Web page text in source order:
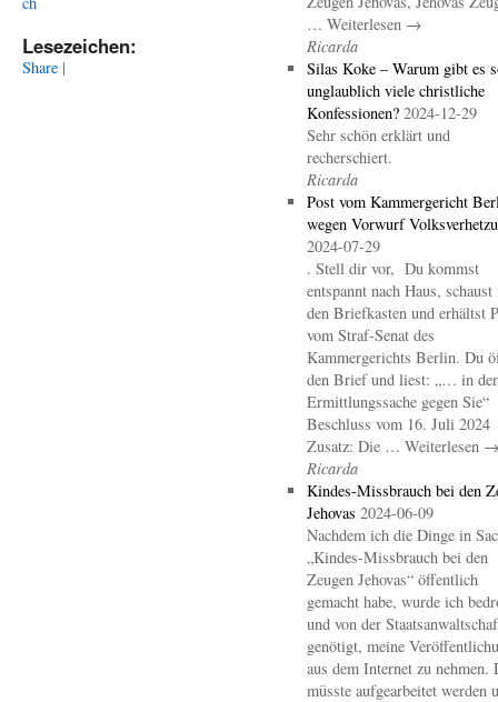
Lesezeichen:
Share |
… Weiterlesen →
Ricarda
Silas Koke – Warum gibt es
unglaublich viele christliche
Konfessionen? 2024-12-29
Sehr schön erklärt und
recherschiert.
Ricarda
Post vom Kammergericht
wegen Vorwurf
2024-07-29
. Stell dir vor, Du kommst
entspannt nach Haus, schaust
den Briefkasten und erhältst
vom Straf-Senat des
Kammergerichts Berlin. Du
den Brief und liest: „… in der
Ermittlungssache gegen Sie“
Beschluss vom 16. Juli 2024
Zusatz: Die … Weiterlesen →
Ricarda
Kindes-Missbrauch bei den
Jehovas 2024-06-09
Nachdem ich die Dinge in
„Kindes-Missbrauch bei den
Zeugen Jehovas“ öffentlich
gemacht habe, wurde ich
und von der
genötigt, meine
aus dem Internet zu nehmen.
müsste aufgearbeitet werden